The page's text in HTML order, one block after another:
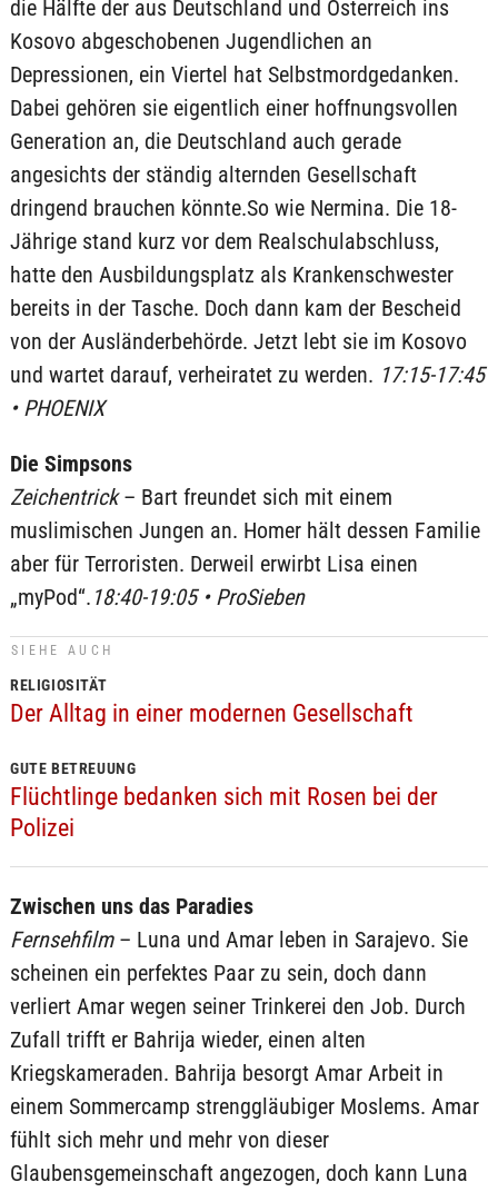
die Hälfte der aus Deutschland und Österreich ins
Kosovo abgeschobenen Jugendlichen an
Depressionen, ein Viertel hat Selbstmordgedanken.
Dabei gehören sie eigentlich einer hoffnungsvollen
Generation an, die Deutschland auch gerade
angesichts der ständig alternden Gesellschaft
dringend brauchen könnte.So wie Nermina. Die 18-
Jährige stand kurz vor dem Realschulabschluss,
hatte den Ausbildungsplatz als Krankenschwester
bereits in der Tasche. Doch dann kam der Bescheid
von der Ausländerbehörde. Jetzt lebt sie im Kosovo
und wartet darauf, verheiratet zu werden. 17:15-17:45
• PHOENIX
Die Simpsons
Zeichentrick– Bart freundet sich mit einem
muslimischen Jungen an. Homer hält dessen Familie
aber für Terroristen. Derweil erwirbt Lisa einen
„myPod“. 18:40-19:05 • ProSieben
SIEHE AUCH
RELIGIOSITÄT
Der Alltag in einer modernen Gesellschaft
GUTE BETREUUNG
Flüchtlinge bedanken sich mit Rosen bei der
Polizei
Zwischen uns das Paradies
Fernsehfilm – Luna und Amar leben in Sarajevo. Sie
scheinen ein perfektes Paar zu sein, doch dann
verliert Amar wegen seiner Trinkerei den Job. Durch
Zufall trifft er Bahrija wieder, einen alten
Kriegskameraden. Bahrija besorgt Amar Arbeit in
einem Sommercamp strenggläubiger Moslems. Amar
fühlt sich mehr und mehr von dieser
Glaubensgemeinschaft angezogen, doch kann Luna